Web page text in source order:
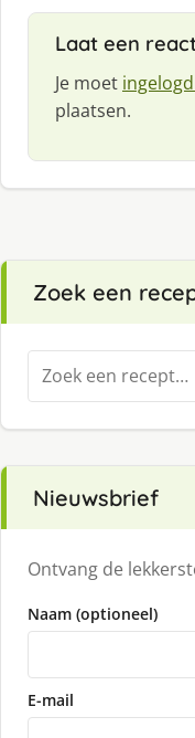
Laat een
Je moet
plaatsen.
Zoek een
Zoeken
naar:
Nieuwsbrief
Ontvang de
Naam (optioneel)
E-mail